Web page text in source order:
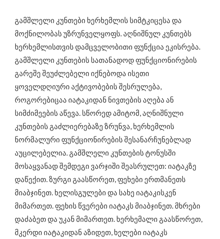
გამშლელი კუნთები ხერხემლის სიმტკიცესა და
მოქნილობას უზრუნველყოფს. აღნიშნულ კუნთებს
ხერხემლისთვის დამცველობითი ფუნქცია ეკისრება.
გამშლელი კუნთების სათანადოდ ფუნქციონირების
გარეშე შეუძლებელი იქნებოდა ისეთი
ყოველდღიური აქტივობების შესრულება,
როგორებიცაა იატაკიდან ნივთების აღება ან
სიმძიმეების აწევა. სწორედ ამიტომ, აღნიშნული
კუნთების გაძლიერებაზე ზრუნვა, ხერხემლის
ნორმალური ფუნქციონირების შესანარჩუნებლად
აუცილებელია. გამშლელი კუნთების ტონუსში
მოსაყვანად შემდეგი ვარჯიში შეასრულეთ: იატაკზე
დაწექით. ზურგი გაასწორეთ, ფეხები ერთმანეთს
მიაბჯინეთ. ხელისგულები და სახე იატაკისკენ
მიმართეთ. ფეხის წვერები იატაკს მიაბჯინეთ. მხრები
დაძაბეთ და უკან მიმართეთ. ხერხემალი გაასწორეთ,
მკერდი იატაკიდან აზიდეთ, ხელები იატაკს